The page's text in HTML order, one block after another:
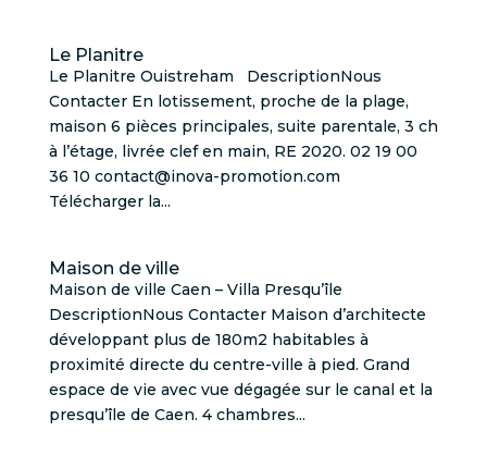
Le Planitre
Le Planitre Ouistreham DescriptionNous
Contacter En lotissement, proche de la plage,
maison 6 pièces principales, suite parentale, 3 ch
à l’étage, livrée clef en main, RE 2020. 02 19 00
36 10 contact@inova-promotion.com
Télécharger la...
Maison de ville
Maison de ville Caen – Villa Presqu’île
DescriptionNous Contacter Maison d’architecte
développant plus de 180m2 habitables à
proximité directe du centre-ville à pied. Grand
espace de vie avec vue dégagée sur le canal et la
presqu’île de Caen. 4 chambres...